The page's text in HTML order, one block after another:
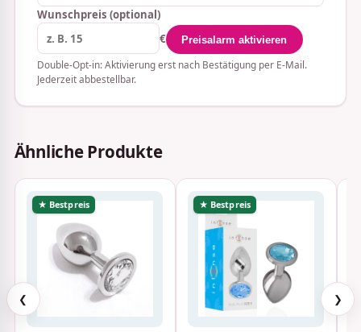
Wunschpreis (optional)
€
Preisalarm aktivieren
Double-Opt-in: Aktivierung erst nach Bestätigung per E-Mail.
Jederzeit abbestellbar.
Ähnliche Produkte
❮
★ Bestpreis ★ Bestpreis
❯